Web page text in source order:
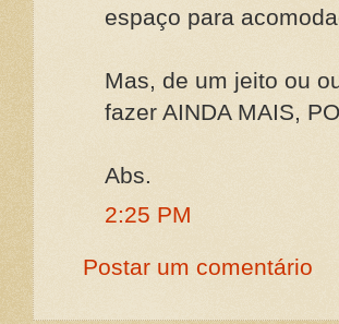
espaço para
Mas, de um jeito ou
fazer AINDA MAIS,
Abs.
2:25 PM
Postar um comentário